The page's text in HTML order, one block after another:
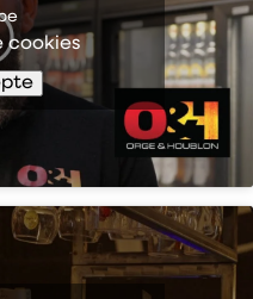
cookies